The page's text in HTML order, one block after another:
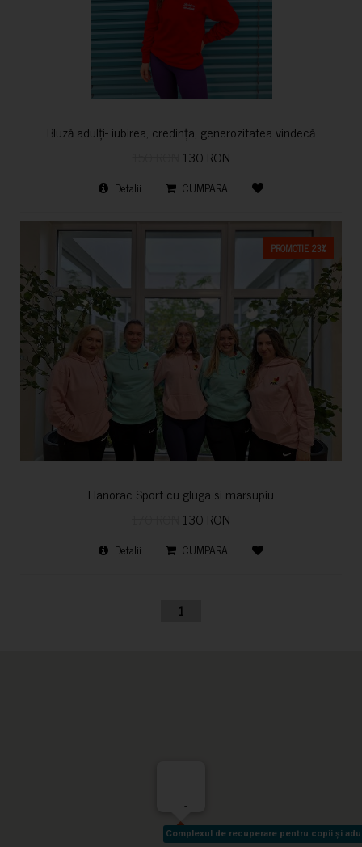
Bluză adulți- iubirea, credința, generozitatea vindecă
130 RON
Detalii CUMPARA
PROMOTIE 23%
Hanorac Sport cu gluga si marsupiu
130 RON
Detalii CUMPARA
1
Complexul de recuperare pentru copii și
Complexul de recuperare pentru copii și
-